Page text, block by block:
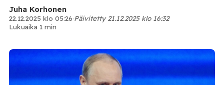
Juha Korhonen
22.12.2025 klo 05:26·Päivitetty 21.12.2025 klo 16:32·
Lukuaika 1 min